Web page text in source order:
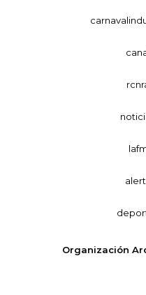
Organización